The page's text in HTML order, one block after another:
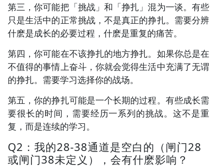
第三，你可能把「挑战」和「挣扎」混为一谈。有些
只是生活中的正常挑战，不是真正的挣扎。需要分辨
什麽是成长的必要过程，什麽是重复的痛苦。
第四，你可能在不该挣扎的地方挣扎。如果你总是在
不值得的事情上奋斗，你就会觉得生活中充满了无谓
的挣扎。需要学习选择你的战场。
第五，你的挣扎可能是一个长期的过程。有些成长需
要很长的时间，需要经历一系列的挑战。这不是重
复，而是连续的学习。
Q2：我的28-38通道是空白的（闸门28
或闸门38未定义），会有什麽影响？